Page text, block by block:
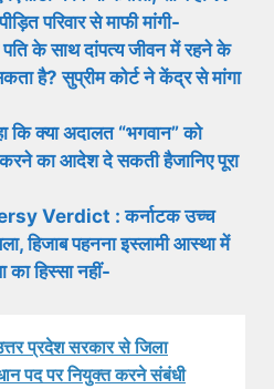
परिवार से माफी मांगी-
पति के साथ दांपत्य जीवन में रहने के
है? सुप्रीम कोर्ट ने केंद्र से मांगा
कि क्या अदालत “भगवान” को
का आदेश दे सकती हैजानिए पूरा
Verdict : कर्नाटक उच्च
हिजाब पहनना इस्लामी आस्था में
का हिस्सा नहीं-
प्रदेश सरकार से जिला
पद पर नियुक्त करने संबंधी